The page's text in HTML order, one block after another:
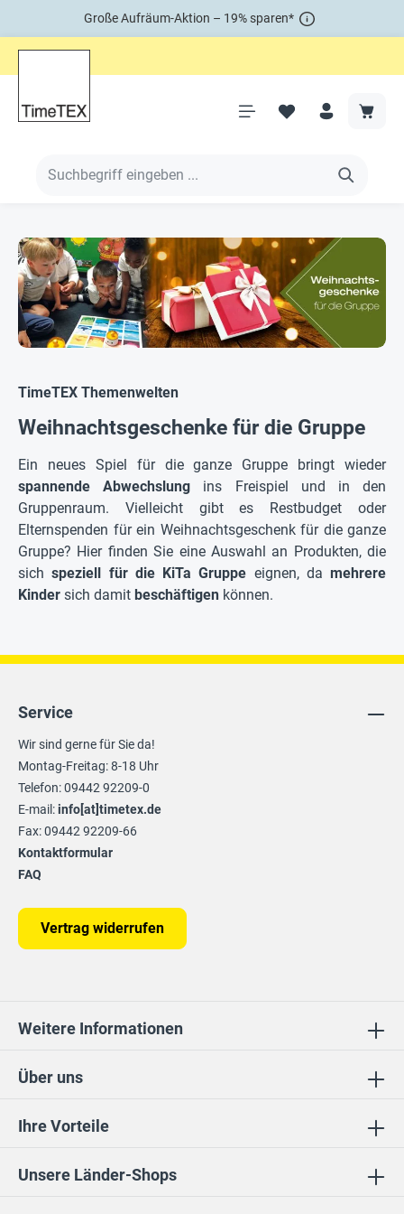
Große Aufräum-Aktion – 19% sparen*
TimeTEX Themenwelten
Weihnachtsgeschenke für die Gruppe
Ein neues Spiel für die ganze Gruppe bringt wieder
spannende Abwechslung ins Freispiel und in den
Gruppenraum. Vielleicht gibt es Restbudget oder
Elternspenden für ein Weihnachtsgeschenk für die ganze
Gruppe? Hier finden Sie eine Auswahl an Produkten, die
sichspeziell für die KiTa Gruppe eignen, da mehrere
Kinder sich damit beschäftigen können.
Ihre Vorteile
Unsere Länder-Shops
Über uns
Service
Wir sind gerne für Sie da!
Montag-Freitag: 8-18 Uhr
Telefon: 09442 92209-0
E-mail:info[at]timetex.de
Fax: 09442 92209-66
Kontaktformular
FAQ
Vertrag widerrufen
Weitere Informationen